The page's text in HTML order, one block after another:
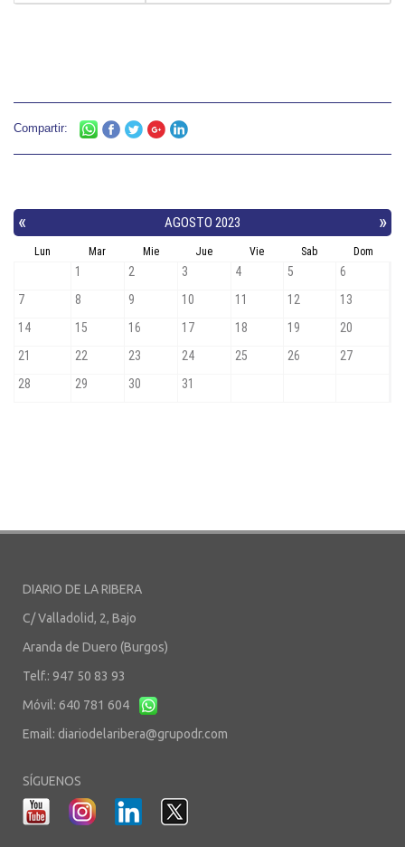
Compartir:
DIARIO DE LA RIBERA
C/ Valladolid, 2, Bajo
Aranda de Duero (Burgos)
Telf.: 947 50 83 93
Móvil: 640 781 604
Email: diariodelaribera@grupodr.com
SÍGUENOS